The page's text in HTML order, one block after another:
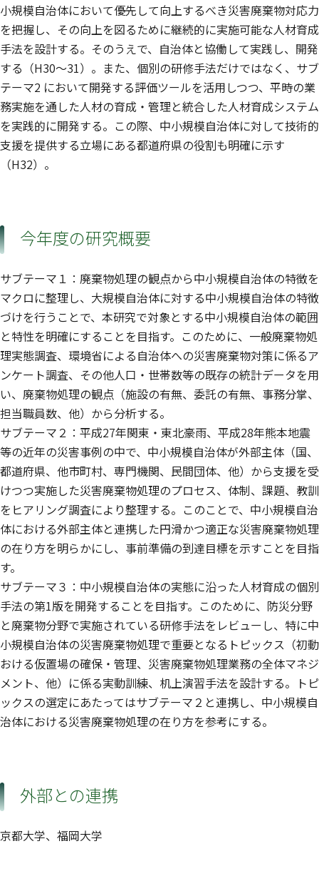
小規模自治体において優先して向上するべき災害廃棄物対応力
を把握し、その向上を図るために継続的に実施可能な人材育成
手法を設計する。そのうえで、自治体と協働して実践し、開発
する（H30〜31）。また、個別の研修手法だけではなく、サブ
テーマ2 において開発する評価ツールを活用しつつ、平時の業
務実施を通した人材の育成・管理と統合した人材育成システム
を実践的に開発する。この際、中小規模自治体に対して技術的
支援を提供する立場にある都道府県の役割も明確に示す
（H32）。
今年度の研究概要
サブテーマ１：廃棄物処理の観点から中小規模自治体の特徴を
マクロに整理し、大規模自治体に対する中小規模自治体の特徴
づけを行うことで、本研究で対象とする中小規模自治体の範囲
と特性を明確にすることを目指す。このために、一般廃棄物処
理実態調査、環境省による自治体への災害廃棄物対策に係るア
ンケート調査、その他人口・世帯数等の既存の統計データを用
い、廃棄物処理の観点（施設の有無、委託の有無、事務分掌、
担当職員数、他）から分析する。
サブテーマ２：平成27年関東・東北豪雨、平成28年熊本地震
等の近年の災害事例の中で、中小規模自治体が外部主体（国、
都道府県、他市町村、専門機関、民間団体、他）から支援を受
けつつ実施した災害廃棄物処理のプロセス、体制、課題、教訓
をヒアリング調査により整理する。このことで、中小規模自治
体における外部主体と連携した円滑かつ適正な災害廃棄物処理
の在り方を明らかにし、事前準備の到達目標を示すことを目指
す。
サブテーマ３：中小規模自治体の実態に沿った人材育成の個別
手法の第1版を開発することを目指す。このために、防災分野
と廃棄物分野で実施されている研修手法をレビューし、特に中
小規模自治体の災害廃棄物処理で重要となるトピックス（初動
おける仮置場の確保・管理、災害廃棄物処理業務の全体マネジ
メント、他）に係る実動訓練、机上演習手法を設計する。トピ
ックスの選定にあたってはサブテーマ２と連携し、中小規模自
治体における災害廃棄物処理の在り方を参考にする。
外部との連携
京都大学、福岡大学